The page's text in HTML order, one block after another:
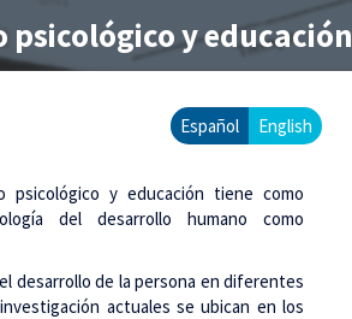
psicológico y educación
Español English
psicológico y educación tiene como
del desarrollo humano como
desarrollo de la persona en diferentes
actuales se ubican en los